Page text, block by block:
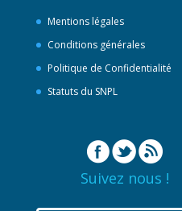
Mentions légales
Conditions générales
Politique de Confidentialité
Statuts du SNPL
Suivez nous !